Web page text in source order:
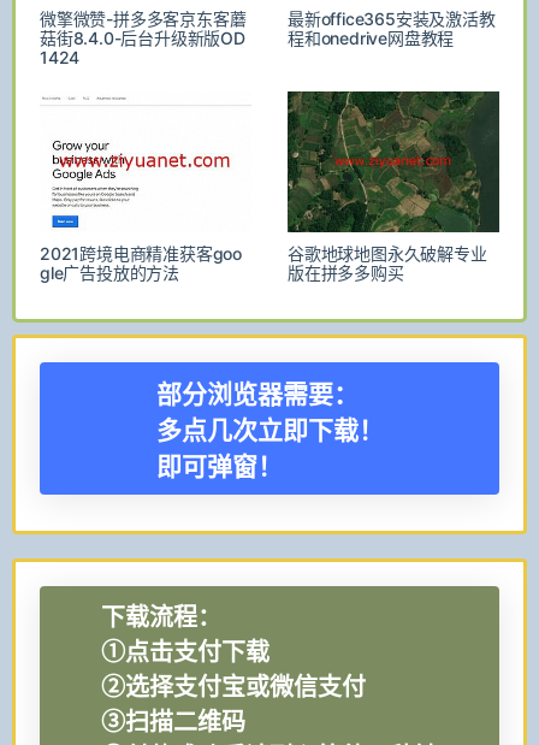
微擎微赞-拼多多客京东客蘑
菇街8.4.0-后台升级新版OD
1424
最新office365安装及激活教
程和onedrive网盘教程
2021跨境电商精准获客goo
gle广告投放的方法
谷歌地球地图永久破解专业
版在拼多多购买
部分浏览器需要：
多点几次立即下载！
即可弹窗！
下载流程：
①点击支付下载
②选择支付宝或微信支付
③扫描二维码